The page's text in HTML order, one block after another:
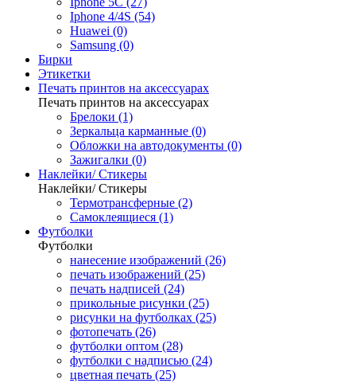
Iphone 4/4S (54)
Huawei (0)
Samsung (0)
Бирки
Этикетки
Печать принтов на аксессуарах
Печать принтов на аксессуарах
Брелоки (1)
Зеркальца карманные (0)
Обложки на автодокументы (0)
Зажигалки (0)
Наклейки/ Стикеры
Наклейки/ Стикеры
Термотрансферные (2)
Самоклеящиеся (1)
Футболки
Футболки
нанесение изображений (26)
печать изображений (25)
печать надписей (24)
прикольные рисунки (25)
рисунки на футболках (25)
фотопечать (26)
футболки оптом (28)
футболки с надписью (24)
цветная печать (25)